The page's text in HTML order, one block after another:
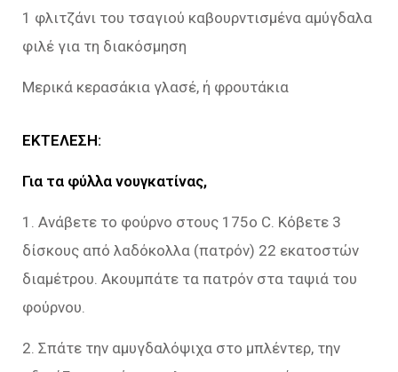
1 φλιτζάνι του τσαγιού καβουρντισμένα αμύγδαλα
φιλέ για τη διακόσμηση
Μερικά κερασάκια γλασέ, ή φρουτάκια
ΕΚΤΕΛΕΣΗ:
Για τα φύλλα νουγκατίνας,
1. Ανάβετε το φούρνο στους 175ο C. Κόβετε 3
δίσκους από λαδόκολλα (πατρόν) 22 εκατοστών
διαμέτρου. Ακουμπάτε τα πατρόν στα ταψιά του
φούρνου.
2. Σπάτε την αμυγδαλόψιχα στο μπλέντερ, την